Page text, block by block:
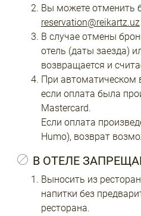
Вы можете отменить
reservation@reikartz.uz
В случае отмены
отель (даты заезда)
возвращается и
При автоматическом
если оплата была
Mastercard.
Если оплата
Humo), возврат
В ОТЕЛЕ
Выносить из
напитки без
ресторана.